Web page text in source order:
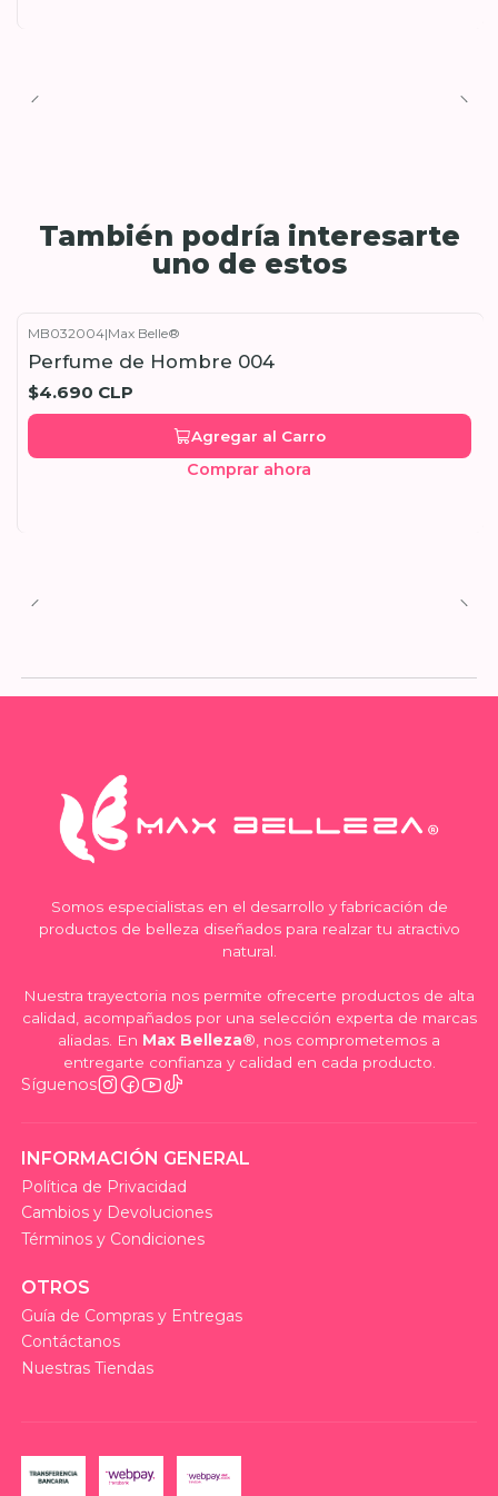
También podría interesarte
uno de estos
MB032004|Max Belle®
Perfume de Hombre 004
$4.690 CLP
Agregar al Carro
Comprar ahora
Somos especialistas en el desarrollo y fabricación de
productos de belleza diseñados para realzar tu atractivo
natural.
Nuestra trayectoria nos permite ofrecerte productos de alta
calidad, acompañados por una selección experta de marcas
aliadas. En Max Belleza® , nos comprometemos a
entregarte confianza y calidad en cada producto.
Síguenos
INFORMACIÓN GENERAL
Política de Privacidad
Cambios y Devoluciones
Términos y Condiciones
OTROS
Guía de Compras y Entregas
Contáctanos
Nuestras Tiendas